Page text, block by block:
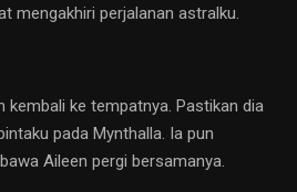
mengakhiri perjalanan astralku.
kembali ke tempatnya. Pastikan dia
pada Mynthalla. Ia pun
Aileen pergi bersamanya.